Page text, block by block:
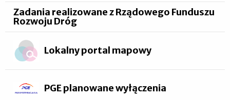
Zadania realizowane z Rządowego Funduszu
Rozwoju Dróg
Lokalny portal mapowy
PGE planowane wyłączenia